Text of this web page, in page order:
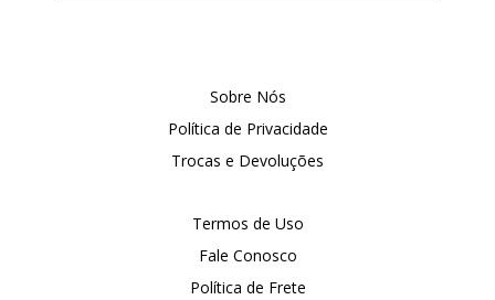
Sobre Nós
Política de Privacidade
Trocas e Devoluções
Termos de Uso
Fale Conosco
Política de Frete